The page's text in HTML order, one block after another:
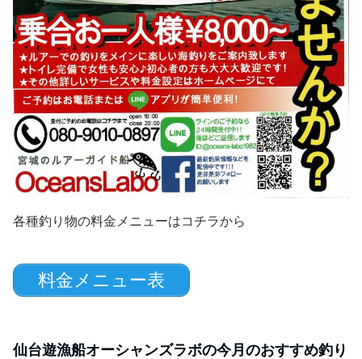
各種釣り物の料金メニューはコチラから
料金メニュー表
仙台遊漁船オーシャンズラボの今月のおすすめ釣り